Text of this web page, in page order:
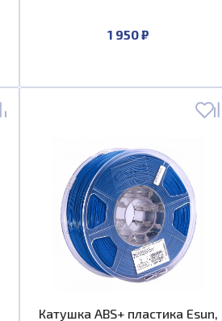
1 950 ₽
Катушка ABS+ пластика Esun,